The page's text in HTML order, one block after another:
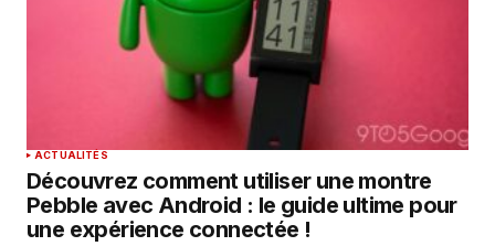
ACTUALITÉS
Découvrez comment utiliser une montre
Pebble avec Android : le guide ultime pour
une expérience connectée !